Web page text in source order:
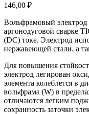
146,00 ₽
Вольфрамовый
аргонодуговой сварке
(DC) токе. Электрод
нержавеющей стали, а
Для повышения
электрод легирован
элемента колеблется в
вольфрама (W) в
отличаются легким
сохранность заточки